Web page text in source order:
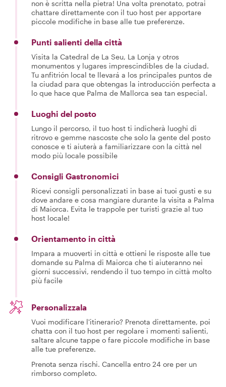
non è scritta nella pietra! Una volta prenotato, potrai
chattare direttamente con il tuo host per apportare
piccole modifiche in base alle tue preferenze.
Punti salienti della città
Visita la Catedral de La Seu, La Lonja y otros
monumentos y lugares imprescindibles de la ciudad.
Tu anfitrión local te llevará a los principales puntos de
la ciudad para que obtengas la introducción perfecta a
lo que hace que Palma de Mallorca sea tan especial.
Luoghi del posto
Lungo il percorso, il tuo host ti indicherà luoghi di
ritrovo e gemme nascoste che solo la gente del posto
conosce e ti aiuterà a familiarizzare con la città nel
modo più locale possibile
Consigli Gastronomici
Ricevi consigli personalizzati in base ai tuoi gusti e su
dove andare e cosa mangiare durante la visita a Palma
di Maiorca. Evita le trappole per turisti grazie al tuo
host locale!
Orientamento in città
Impara a muoverti in città e ottieni le risposte alle tue
domande su Palma di Maiorca che ti aiuteranno nei
giorni successivi, rendendo il tuo tempo in città molto
più facile
Personalizzala
Vuoi modificare l'itinerario? Prenota direttamente, poi
chatta con il tuo host per regolare i momenti salienti,
saltare alcune tappe o fare piccole modifiche in base
alle tue preferenze.
Prenota senza rischi. Cancella entro 24 ore per un
rimborso completo.